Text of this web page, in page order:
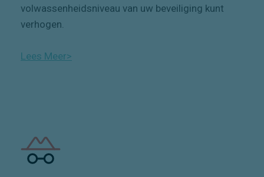
volwassenheidsniveau van uw beveiliging kunt
verhogen.
Lees Meer>